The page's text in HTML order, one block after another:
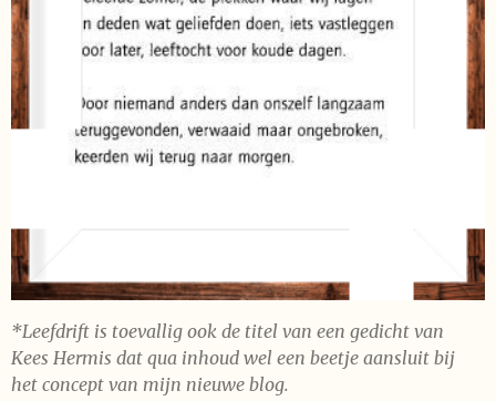
*Leefdrift is toevallig ook de titel van een gedicht van
Kees Hermis dat qua inhoud wel een beetje aansluit bij
het concept van mijn nieuwe blog.